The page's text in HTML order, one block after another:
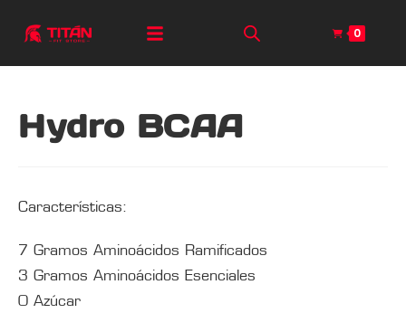
0
Hydro BCAA
Características:
7 Gramos Aminoácidos Ramificados
3 Gramos Aminoácidos Esenciales
0 Azúcar